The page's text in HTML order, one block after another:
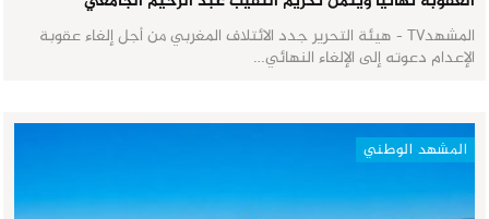
المشهدTV - هيئة التحرير جدد الائتلاف المغربي من أجل إلغاء عقوبة
الإعدام دعوته إلى الإلغاء النهائي…
المشهد الوطني